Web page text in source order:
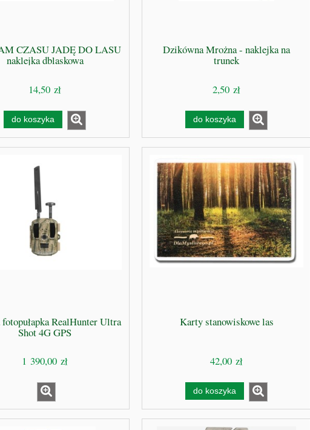
– Kompletny
Dziki Preppers
Zamykarka do puszek wek maszyna
CZASU JADĘ DO LASU
naklejka dblaskowa
14,50 zł
do koszyka
Dzikówna Mrożna - naklejka na
trunek
2,50 zł
do koszyka
RealHunter Ultra
Shot 4G GPS
1 390,00 zł
Karty stanowiskowe las
42,00 zł
do koszyka